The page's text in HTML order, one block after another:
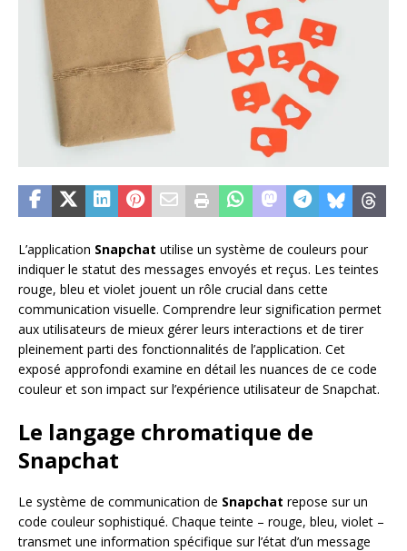
L’application Snapchat utilise un système de couleurs pour
indiquer le statut des messages envoyés et reçus. Les teintes
rouge, bleu et violet jouent un rôle crucial dans cette
communication visuelle. Comprendre leur signification permet
aux utilisateurs de mieux gérer leurs interactions et de tirer
pleinement parti des fonctionnalités de l’application. Cet
exposé approfondi examine en détail les nuances de ce code
couleur et son impact sur l’expérience utilisateur de Snapchat.
Le langage chromatique de
Snapchat
Le système de communication de Snapchat repose sur un
code couleur sophistiqué. Chaque teinte – rouge, bleu, violet –
transmet une information spécifique sur l’état d’un message